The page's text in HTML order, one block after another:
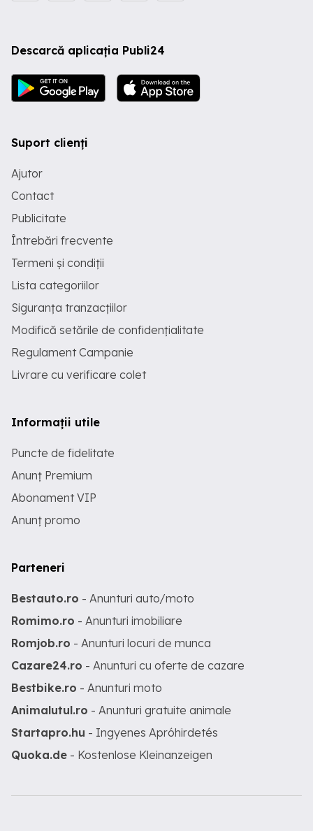
Descarcă aplicația Publi24
Suport clienți
Ajutor
Contact
Publicitate
Întrebări frecvente
Termeni și condiții
Lista categoriilor
Siguranța tranzacțiilor
Modifică setările de confidențialitate
Regulament Campanie
Livrare cu verificare colet
Informații utile
Puncte de fidelitate
Anunț Premium
Abonament VIP
Anunț promo
Parteneri
Bestauto.ro - Anunturi auto/moto
Romimo.ro - Anunturi imobiliare
Romjob.ro - Anunturi locuri de munca
Cazare24.ro - Anunturi cu oferte de cazare
Bestbike.ro - Anunturi moto
Animalutul.ro - Anunturi gratuite animale
Startapro.hu - Ingyenes Apróhirdetés
Quoka.de - Kostenlose Kleinanzeigen